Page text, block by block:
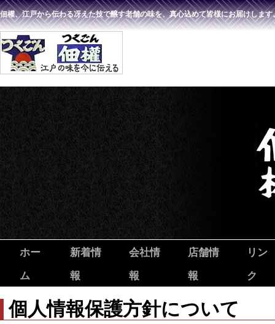
佃權、江戸から伝わる冴えた技で醸す老舗の味を、真心込めて皆様にお届けします
ホー
ム
新着情
報
会社情
報
店舗情
報
リン
ク
個人情報保護方針について